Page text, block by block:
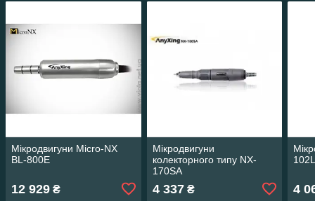
Мікродвигуни Micro-NX
BL-800Е
12 929 ₴
Мікродвигуни
колекторного типу NX-
170SA
4 337₴ 4